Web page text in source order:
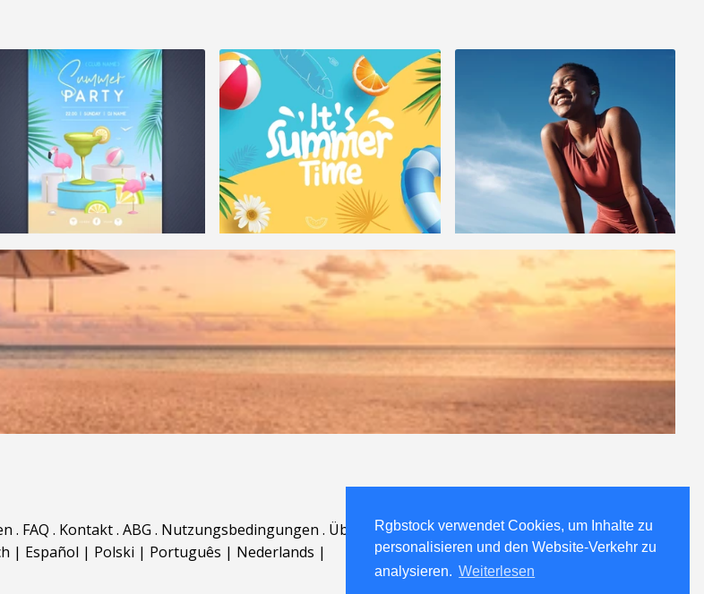
Rgbstock verwendet Cookies, um Inhalte zu
personalisieren und den Website-Verkehr zu
analysieren. Weiterlesen
. FAQ . Kontakt. ABG . Nutzungsbedingungen . Über
| Español | Polski | Português | Nederlands |